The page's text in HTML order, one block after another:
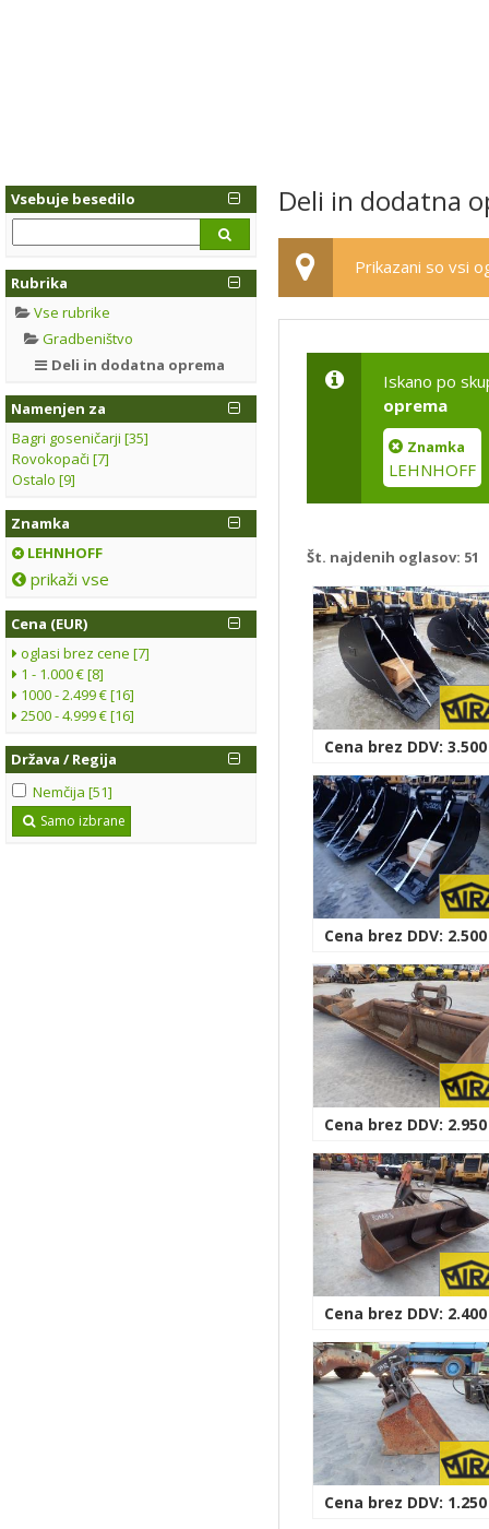
Vsebuje besedilo
Rubrika
Vse rubrike
Gradbeništvo
Deli in dodatna oprema
Namenjen za
Bagri goseničarji [35]
Rovokopači [7]
Ostalo [9]
Znamka
LEHNHOFF
prikaži vse
Cena (EUR)
oglasi brez cene [7]
1 - 1.000 € [8]
1000 - 2.499 € [16]
2500 - 4.999 € [16]
Država / Regija
Nemčija [51]
Samo izbrane
Deli in dodatna
Prikazani so vsi
Iskano po
oprema
Znamka
LEHNHOFF
Št. najdenih oglasov: 51
Cena brez DDV: 3.500
Cena brez DDV: 2.500
Cena brez DDV: 2.950
Cena brez DDV: 2.400
Cena brez DDV: 1.250